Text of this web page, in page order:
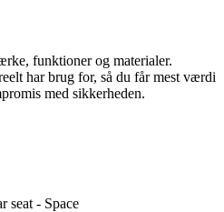
funktioner og materialer.
har brug for, så du får mest værdi
med sikkerheden.
seat - Space